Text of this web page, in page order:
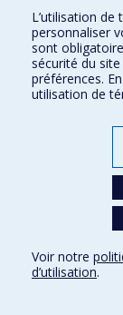
L’utilisation
personnaliser
sont
sécurité du
préférences.
utilisation de
Voir notre
d’utilisation.